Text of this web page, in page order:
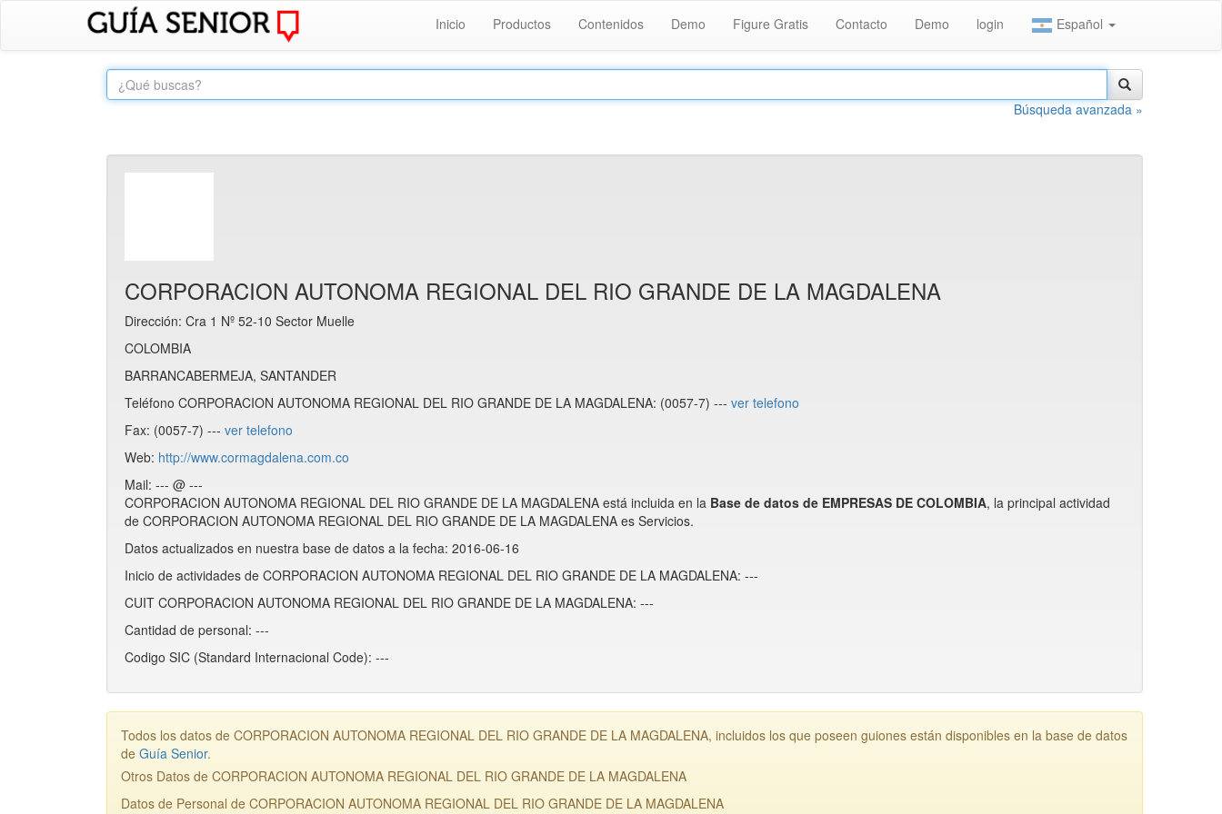
Inicio Productos Contenidos Demo Figure Gratis Contacto Demo login Español
Búsqueda avanzada »
CORPORACION AUTONOMA REGIONAL DEL RIO GRANDE DE LA MAGDALENA
Dirección: Cra 1 Nº 52-10 Sector Muelle
COLOMBIA
BARRANCABERMEJA, SANTANDER
Teléfono CORPORACION AUTONOMA REGIONAL DEL RIO GRANDE DE LA MAGDALENA: (0057-7) --- ver telefono
Fax: (0057-7) --- ver telefono
Web: http://www.cormagdalena.com.co
Mail: --- @ ---
CORPORACION AUTONOMA REGIONAL DEL RIO GRANDE DE LA MAGDALENA está incluida en la Base de datos de EMPRESAS DE COLOMBIA, la principal actividad
de CORPORACION AUTONOMA REGIONAL DEL RIO GRANDE DE LA MAGDALENA es Servicios.
Datos actualizados en nuestra base de datos a la fecha: 2016-06-16
Inicio de actividades de CORPORACION AUTONOMA REGIONAL DEL RIO GRANDE DE LA MAGDALENA: ---
CUIT CORPORACION AUTONOMA REGIONAL DEL RIO GRANDE DE LA MAGDALENA: ---
Cantidad de personal: ---
Codigo SIC (Standard Internacional Code): ---
Todos los datos de CORPORACION AUTONOMA REGIONAL DEL RIO GRANDE DE LA MAGDALENA, incluidos los que poseen guiones están disponibles en la base de datos
de Guía Senior.
Otros Datos de CORPORACION AUTONOMA REGIONAL DEL RIO GRANDE DE LA MAGDALENA
Datos de Personal de CORPORACION AUTONOMA REGIONAL DEL RIO GRANDE DE LA MAGDALENA